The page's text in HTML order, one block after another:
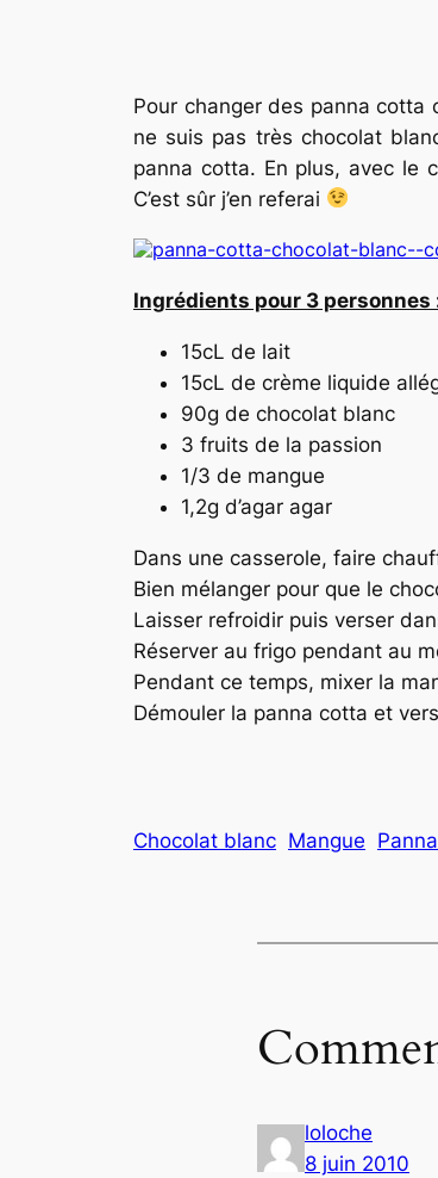
Pour changer des panna cotta
ne suis pas très chocolat
panna cotta. En plus, avec le
C’est sûr j’en referai
Ingrédients pour 3 personnes
15cL de lait
15cL de crème liquide
90g de chocolat blanc
3 fruits de la passion
1/3 de mangue
1,2g d’agar agar
Dans une casserole, faire
Bien mélanger pour que le
Laisser refroidir puis verser
Réserver au frigo pendant au
Pendant ce temps, mixer la
Démouler la panna cotta et
Chocolat blanc Mangue
loloche
8 juin 2010